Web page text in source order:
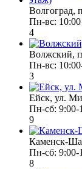
Волгоград,
Пн-вс:
4
Волжский,
Пн-вс:
3
Ейск, ул.
Пн-cб: 9:00-
9
Каменск-
Пн-сб: 9:00-
8